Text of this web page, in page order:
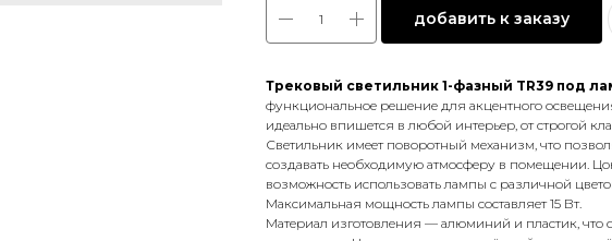
добавить к заказу
Трековый светильник 1-фазный TR39 под
функциональное решение для акцентного
идеально впишется в любой интерьер, от строгой
Светильник имеет поворотный механизм, что
создавать необходимую атмосферу в помещении.
возможность использовать лампы с различной
Максимальная мощность лампы составляет 15 Вт.
Материал изготовления — алюминий и пластик, что